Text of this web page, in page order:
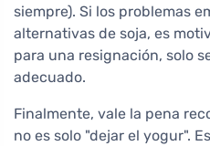
siempre). Si los problemas
alternativas de soja, es
para una resignación, solo
adecuado.
Finalmente, vale la pena
no es solo "dejar el yogur".